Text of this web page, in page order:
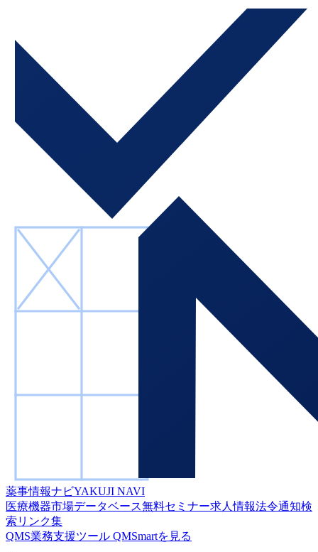
薬事情報ナビYAKUJI NAVI
医療機器市場データベース無料セミナー求人情報法令通知検
索 リンク集
QMS業務支援ツール QMSmartを見る